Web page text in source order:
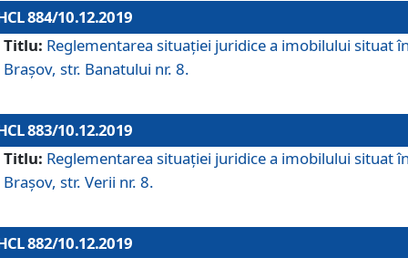
884/10.12.2019
Titlu: Reglementarea situației juridice a imobilului situat
Brașov, str. Banatului nr. 8.
883/10.12.2019
Titlu: Reglementarea situației juridice a imobilului situat
Brașov, str. Verii nr. 8.
882/10.12.2019